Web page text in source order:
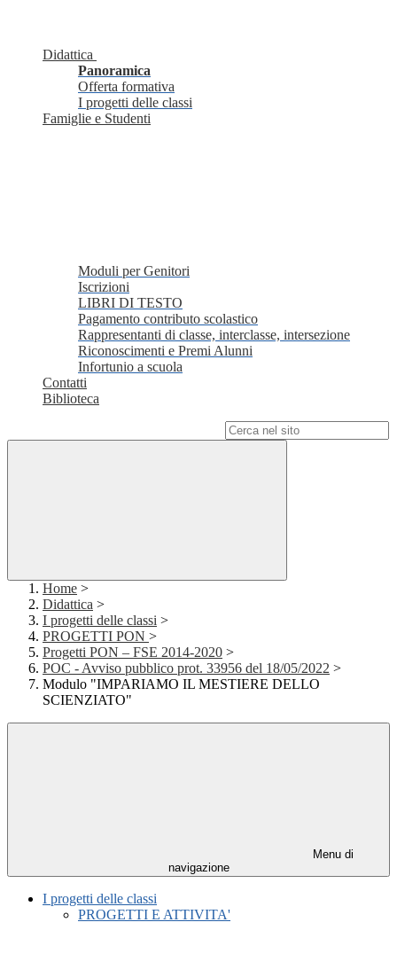
Didattica
Panoramica
Offerta formativa
I progetti delle classi
Famiglie e Studenti
Moduli per Genitori
Iscrizioni
LIBRI DI TESTO
Pagamento contributo scolastico
Rappresentanti di classe, interclasse, intersezione
Riconoscimenti e Premi Alunni
Infortunio a scuola
Contatti
Biblioteca
Home >
Didattica >
I progetti delle classi >
PROGETTI PON >
Progetti PON – FSE 2014-2020 >
POC - Avviso pubblico prot. 33956 del 18/05/2022 >
Modulo "IMPARIAMO IL MESTIERE DELLO
SCIENZIATO"
Menu di
navigazione
I progetti delle classi
PROGETTI E ATTIVITA'